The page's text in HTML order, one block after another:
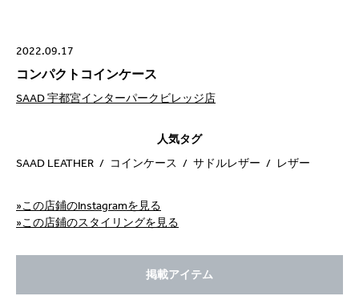
2022.09.17
コンパクトコインケース
SAAD 宇都宮インターパークビレッジ店
人気タグ
SAAD LEATHER
コインケース サドルレザー レザー
»この店鋪のInstagramを見る
»この店鋪のスタイリングを見る
掲載アイテム